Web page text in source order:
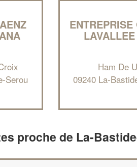
Serou
Ham De
09240 La-
proche de La-